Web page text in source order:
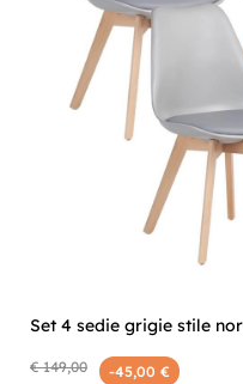
Set 4 sedie grigie stile
€ 149,00 -45,00 €